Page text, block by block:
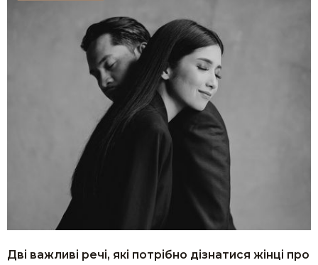
Дві важливі речі, які потрібно дізнатися жінці про